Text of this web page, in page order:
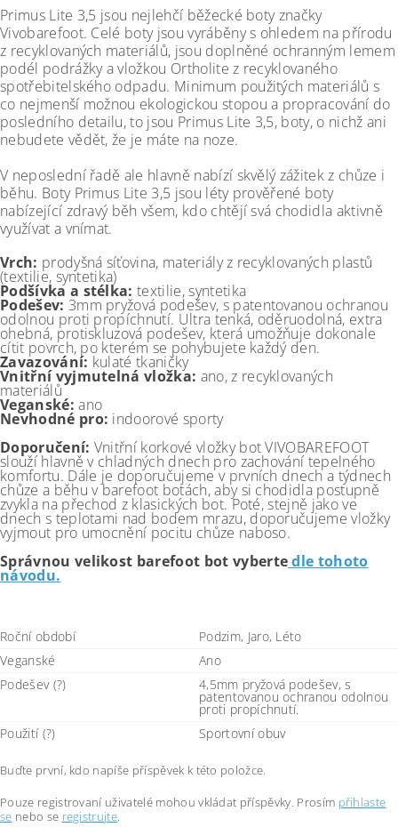
Primus Lite 3,5 jsou nejlehčí běžecké boty značky
Vivobarefoot. Celé boty jsou vyráběny s ohledem na přírodu
z recyklovaných materiálů, jsou doplněné ochranným lemem
podél podrážky a vložkou Ortholite z recyklovaného
spotřebitelského odpadu. Minimum použitých materiálů s
co nejmenší možnou ekologickou stopou a propracování do
posledního detailu, to jsou Primus Lite 3,5, boty, o nichž ani
nebudete vědět, že je máte na noze.
V neposlední řadě ale hlavně nabízí skvělý zážitek z chůze i
běhu. Boty Primus Lite 3,5 jsou léty prověřené boty
nabízející zdravý běh všem, kdo chtějí svá chodidla aktivně
využívat a vnímat.
Vrch: prodyšná síťovina, materiály z recyklovaných plastů
(textilie, syntetika)
Podšívka a stélka: textilie, syntetika
Podešev: 3mm pryžová podešev, s patentovanou ochranou
odolnou proti propíchnutí. Ultra tenká, oděruodolná, extra
ohebná, protiskluzová podešev, která umožňuje dokonale
cítit povrch, po kterém se pohybujete každý den.
Zavazování: kulaté tkaničky
Vnitřní vyjmutelná vložka: ano, z recyklovaných
materiálů
Veganské:ano
Nevhodné pro: indoorové sporty
Doporučení: Vnitřní korkové vložky bot VIVOBAREFOOT
slouží hlavně v chladných dnech pro zachování tepelného
komfortu. Dále je doporučujeme v prvních dnech a týdnech
chůze a běhu v barefoot botách, aby si chodidla postupně
zvykla na přechod z klasických bot. Poté, stejně jako ve
dnech s teplotami nad bodem mrazu, doporučujeme vložky
vyjmout pro umocnění pocitu chůze naboso.
Správnou velikost barefoot bot vybertedle tohoto
návodu.
Roční období
Podzim, Jaro, Léto
Veganské
Ano
Podešev (?)
4,5mm pryžová podešev, s
patentovanou ochranou odolnou
proti propíchnutí.
Použití (?)
Sportovní obuv
Buďte první, kdo napíše příspěvek k této položce.
Pouze registrovaní uživatelé mohou vkládat příspěvky. Prosím přihlaste
se nebo se registrujte.